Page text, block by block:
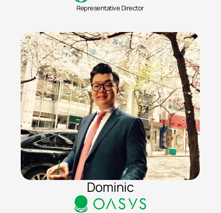
Representative Director
Dominic